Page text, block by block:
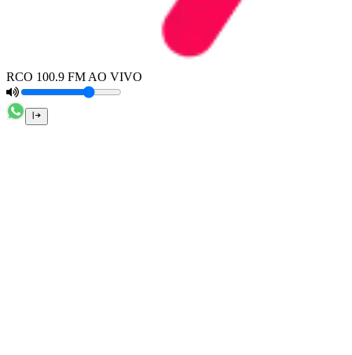
RCO 100.9 FM AO VIVO